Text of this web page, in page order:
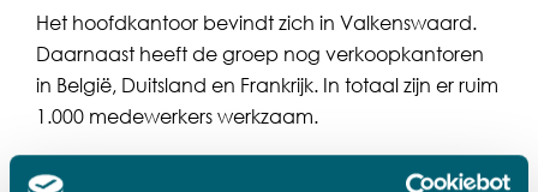
Het hoofdkantoor bevindt zich in Valkenswaard.
Daarnaast heeft de groep nog verkoopkantoren
in België, Duitsland en Frankrijk. In totaal zijn er ruim
1.000 medewerkers werkzaam.
Bezoek de website van MCB